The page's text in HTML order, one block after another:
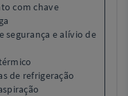
com chave
segurança e alívio de
de refrigeração